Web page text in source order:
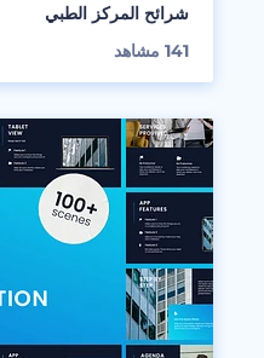
شرائح المركز الطبي
141 مشاهد